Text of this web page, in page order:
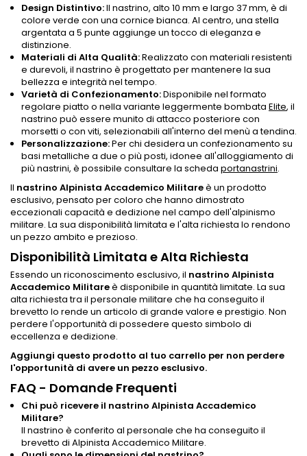
Design Distintivo:Il nastrino, alto 10 mm e largo 37 mm, è di
colore verde con una cornice bianca. Al centro, una stella
argentata a 5 punte aggiunge un tocco di eleganza e
distinzione.
Materiali di Alta Qualità:Realizzato con materiali resistenti
e durevoli, il nastrino è progettato per mantenere la sua
bellezza e integrità nel tempo.
Varietà di Confezionamento:Disponibile nel formato
regolare piatto o nella variante leggermente bombata Elite, il
nastrino può essere munito di attacco posteriore con
morsetti o con viti, selezionabili all'interno del menù a tendina.
Personalizzazione:Per chi desidera un confezionamento su
basi metalliche a due o più posti, idonee all'alloggiamento di
più nastrini, è possibile consultare la scheda portanastrini.
Il nastrino Alpinista Accademico Militareè un prodotto
esclusivo, pensato per coloro che hanno dimostrato
eccezionali capacità e dedizione nel campo dell'alpinismo
militare. La sua disponibilità limitata e l'alta richiesta lo rendono
un pezzo ambito e prezioso.
Disponibilità Limitata e Alta Richiesta
Essendo un riconoscimento esclusivo, il nastrino Alpinista
Accademico Militareè disponibile in quantità limitate. La sua
alta richiesta tra il personale militare che ha conseguito il
brevetto lo rende un articolo di grande valore e prestigio. Non
perdere l'opportunità di possedere questo simbolo di
eccellenza e dedizione.
Aggiungi questo prodotto al tuo carrello per non perdere
l'opportunità di avere un pezzo esclusivo.
FAQ - Domande Frequenti
Chi può ricevere il nastrino Alpinista Accademico
Militare?
Il nastrino è conferito al personale che ha conseguito il
brevetto di Alpinista Accademico Militare.